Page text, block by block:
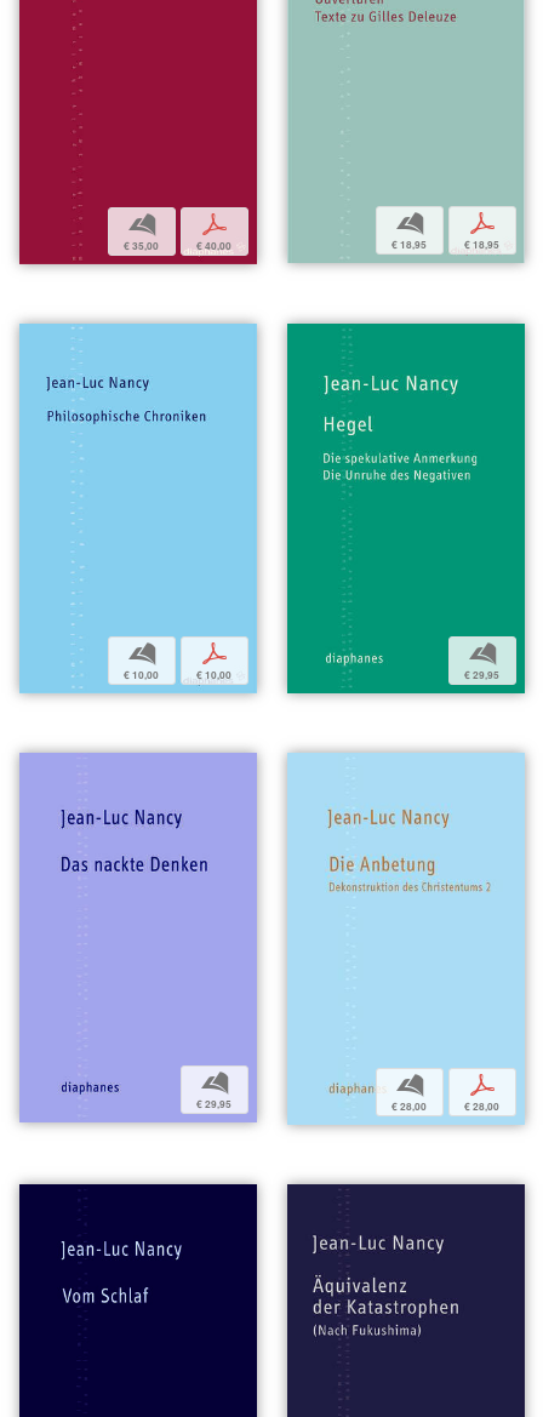
b
€ 35,00
p
€ 40,00
b
€ 18,95
p
€ 18,95
b
€ 10,00
p
€ 10,00
b
€ 29,95
b
€ 29,95
b
€ 28,00
p
€ 28,00